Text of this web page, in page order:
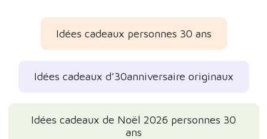
Idées cadeaux personnes 30 ans
Idées cadeaux d’30anniversaire originaux
Idées cadeaux de Noël 2026 personnes 30
ans